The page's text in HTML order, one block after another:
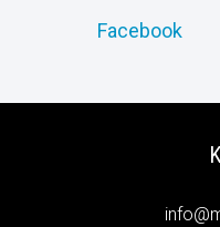
Facebook